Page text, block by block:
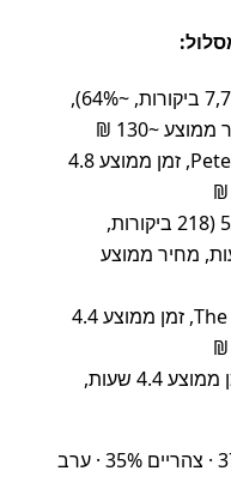
FlixBus – דירוג 3.8/5 (7,764 ביקורות, ~64%),
Peter Pan Bus Lines (~18%), זמן ממוצע 4.8
מפעיל #13617 – דירוג 5/5 (218 ביקורות,
זמן ממוצע 5.6 שעות, מחיר ממוצע
The Coach Company (~1%), זמן ממוצע 4.4
מפעיל #49180 (~1%), זמן ממוצע 4.4 שעות,
שעות יציאה פופולריות: בוקר 37% · צהריים 35% · ערב